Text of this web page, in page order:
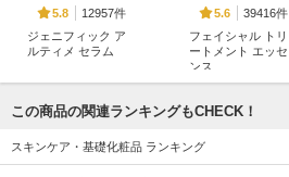
5.8
12957件
ジェニフィック ア
ルティメ セラム
5.6
39416件
フェイシャル トリ
ートメント エッセ
ンス
この商品の関連ランキングもCHECK！
スキンケア・基礎化粧品 ランキング